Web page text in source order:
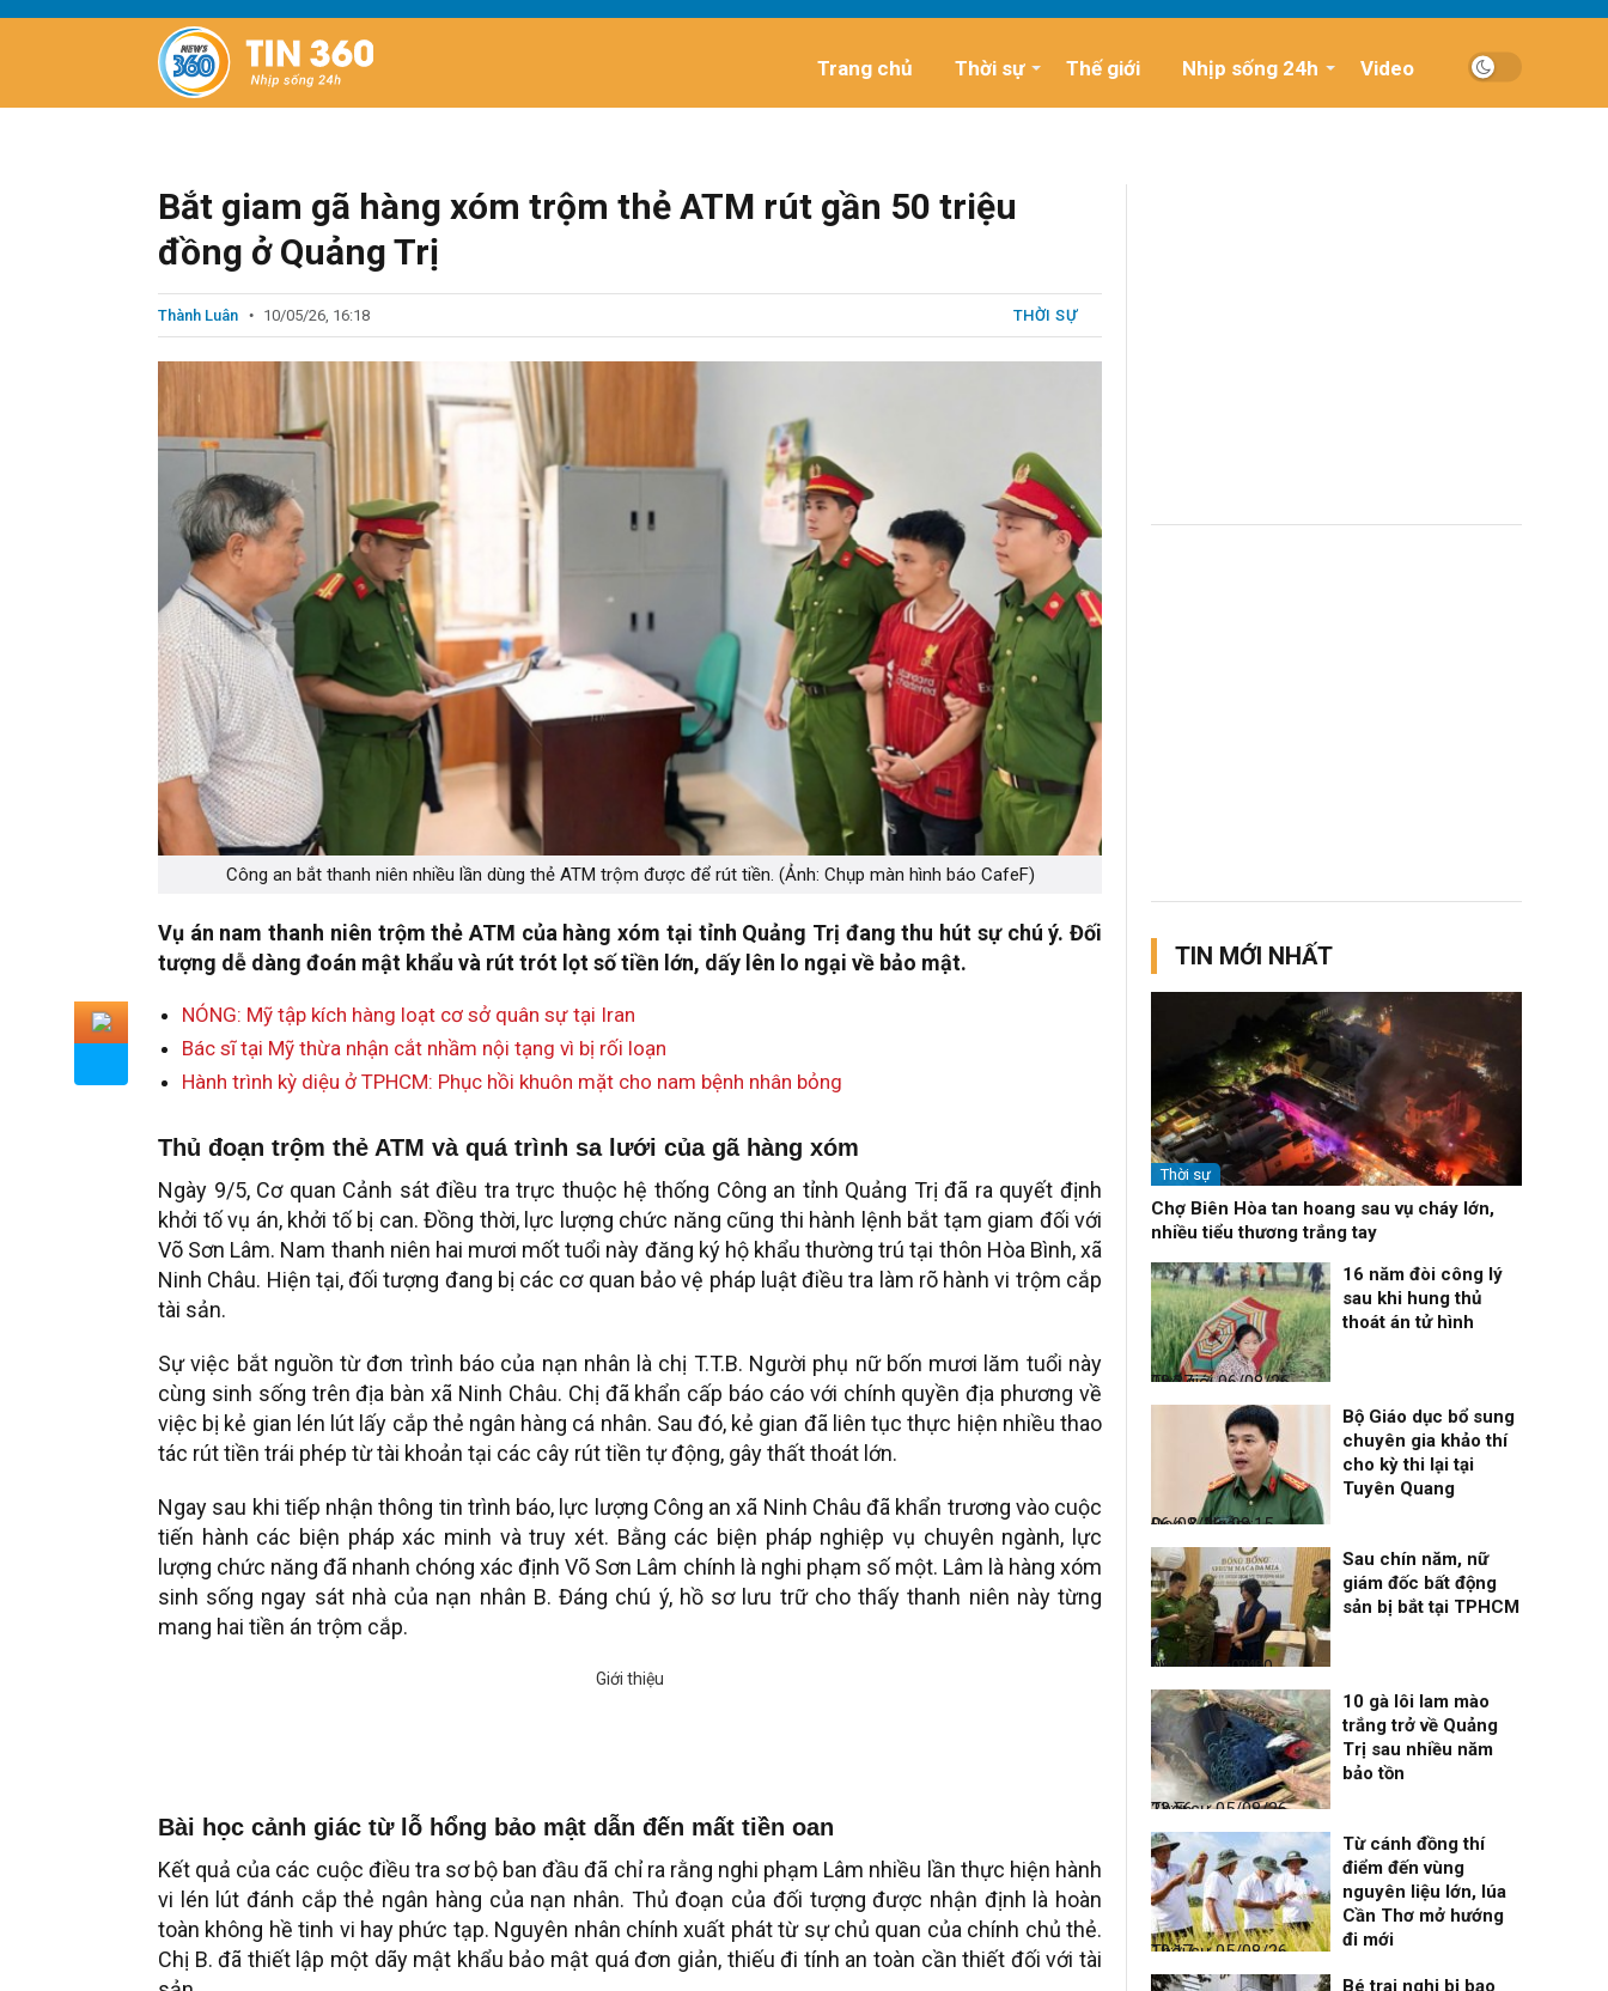
Trang chủ Thời sự Thế giới Nhịp sống 24h Video
Bắt giam gã hàng xóm trộm thẻ ATM rút gần 50 triệu
đồng ở Quảng Trị
Thành Luân 10/05/26, 16:18 THỜI SỰ
Công an bắt thanh niên nhiều lần dùng thẻ ATM trộm được để rút tiền. (Ảnh: Chụp màn hình báo CafeF)
Vụ án nam thanh niên trộm thẻ ATM của hàng xóm tại tỉnh Quảng Trị đang thu hút sự chú ý. Đối
tượng dễ dàng đoán mật khẩu và rút trót lọt số tiền lớn, dấy lên lo ngại về bảo mật.
NÓNG: Mỹ tập kích hàng loạt cơ sở quân sự tại Iran
Bác sĩ tại Mỹ thừa nhận cắt nhầm nội tạng vì bị rối loạn
Hành trình kỳ diệu ở TPHCM: Phục hồi khuôn mặt cho nam bệnh nhân bỏng
Thủ đoạn trộm thẻ ATM và quá trình sa lưới của gã hàng xóm
Ngày 9/5, Cơ quan Cảnh sát điều tra trực thuộc hệ thống Công an tỉnh Quảng Trị đã ra quyết định
khởi tố vụ án, khởi tố bị can. Đồng thời, lực lượng chức năng cũng thi hành lệnh bắt tạm giam đối với
Võ Sơn Lâm. Nam thanh niên hai mươi mốt tuổi này đăng ký hộ khẩu thường trú tại thôn Hòa Bình, xã
Ninh Châu. Hiện tại, đối tượng đang bị các cơ quan bảo vệ pháp luật điều tra làm rõ hành vi trộm cắp
tài sản.
Sự việc bắt nguồn từ đơn trình báo của nạn nhân là chị T.T.B. Người phụ nữ bốn mươi lăm tuổi này
cùng sinh sống trên địa bàn xã Ninh Châu. Chị đã khẩn cấp báo cáo với chính quyền địa phương về
việc bị kẻ gian lén lút lấy cắp thẻ ngân hàng cá nhân. Sau đó, kẻ gian đã liên tục thực hiện nhiều thao
tác rút tiền trái phép từ tài khoản tại các cây rút tiền tự động, gây thất thoát lớn.
Ngay sau khi tiếp nhận thông tin trình báo, lực lượng Công an xã Ninh Châu đã khẩn trương vào cuộc
tiến hành các biện pháp xác minh và truy xét. Bằng các biện pháp nghiệp vụ chuyên ngành, lực
lượng chức năng đã nhanh chóng xác định Võ Sơn Lâm chính là nghi phạm số một. Lâm là hàng xóm
sinh sống ngay sát nhà của nạn nhân B. Đáng chú ý, hồ sơ lưu trữ cho thấy thanh niên này từng
mang hai tiền án trộm cắp.
Bài học cảnh giác từ lỗ hổng bảo mật dẫn đến mất tiền oan
Kết quả của các cuộc điều tra sơ bộ ban đầu đã chỉ ra rằng nghi phạm Lâm nhiều lần thực hiện hành
vi lén lút đánh cắp thẻ ngân hàng của nạn nhân. Thủ đoạn của đối tượng được nhận định là hoàn
toàn không hề tinh vi hay phức tạp. Nguyên nhân chính xuất phát từ sự chủ quan của chính chủ thẻ.
Chị B. đã thiết lập một dãy mật khẩu bảo mật quá đơn giản, thiếu đi tính an toàn cần thiết đối với tài
TIN MỚI NHẤT
Thời sự
Chợ Biên Hòa tan hoang sau vụ cháy lớn,
nhiều tiểu thương trắng tay
Thế giới
06/08/26, 08:27
16 năm đòi công lý
sau khi hung thủ
thoát án tử hình
Đọc & Ngẫm
06/08/26, 08:15
Bộ Giáo dục bổ sung
chuyên gia khảo thí
cho kỳ thi lại tại
Tuyên Quang
Nhịp sống 24h
06/08/26, 00:00
Sau chín năm, nữ
giám đốc bất động
sản bị bắt tại TPHCM
Thời sự
05/08/26, 23:56
10 gà lôi lam mào
trắng trở về Quảng
Trị sau nhiều năm
bảo tồn
Thời sự
05/08/26, 19:17
Từ cánh đồng thí
điểm đến vùng
nguyên liệu lớn, lúa
Cần Thơ mở hướng
đi mới
Bé trai nghi bị bạo